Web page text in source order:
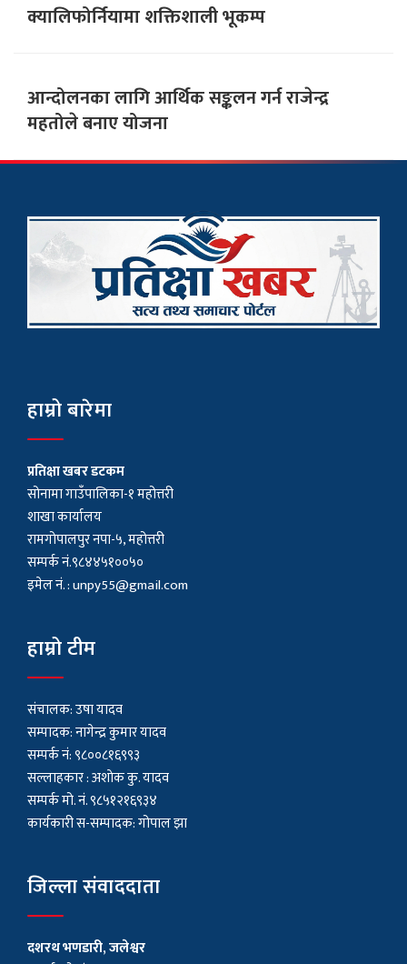
क्यालिफोर्नियामा शक्तिशाली भूकम्प
आन्दोलनका लागि आर्थिक सङ्कलन गर्न राजेन्द्र
महतोले बनाए योजना
हाम्रो बारेमा
प्रतिक्षा खबर डटकम
सोनामा गाउँपालिका-१ महोत्तरी
शाखा कार्यालय
रामगोपालपुर नपा-५, महोत्तरी
सम्पर्क नं.९८४४५१००५०
इमेल नं. :unpy55@gmail.com
हाम्रो टीम
संचालक: उषा यादव
सम्पादक: नागेन्द्र कुमार यादव
सम्पर्क नं: ९८००८१६९९३
सल्लाहकार : अशाेक कु. यादव
सम्पर्क मो. नं. ९८५१२१६९३४
कार्यकारी स-सम्पादक: गोपाल झा
जिल्ला संवाददाता
दशरथ भणडारी, जलेश्वर